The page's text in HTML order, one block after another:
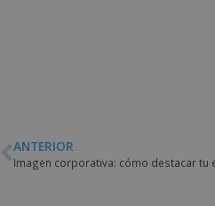
ANTERIOR
Imagen corporativa: cómo destacar tu